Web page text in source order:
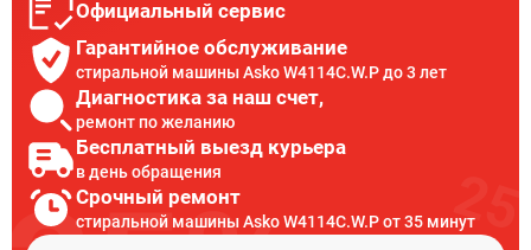
Официальный сервис
Гарантийное обслуживание
стиральной машины Asko W4114C.W.P до 3 лет
Диагностика за наш счет,
ремонт по желанию
Бесплатный выезд курьера
в день обращения
Срочный ремонт
стиральной машины Asko W4114C.W.P от 35 минут